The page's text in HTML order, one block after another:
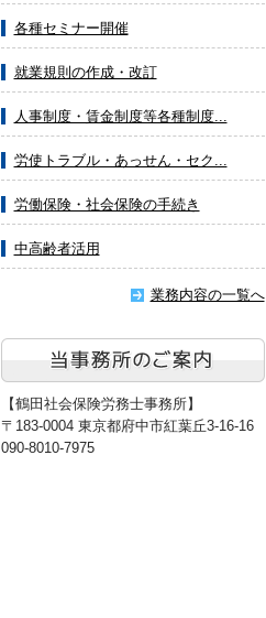
各種セミナー開催
就業規則の作成・改訂
人事制度・賃金制度等各種制度...
労使トラブル・あっせん・セク...
労働保険・社会保険の手続き
中高齢者活用
業務内容の一覧へ
【鶴田社会保険労務士事務所】
〒183-0004 東京都府中市紅葉丘3-16-16
090-8010-7975